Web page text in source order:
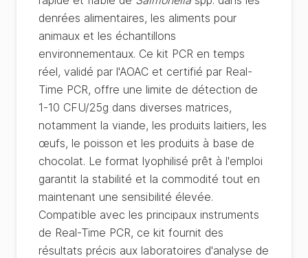
denrées alimentaires, les aliments pour
animaux et les échantillons
environnementaux. Ce kit PCR en temps
réel, validé par l'AOAC et certifié par Real-
Time PCR, offre une limite de détection de
1-10 CFU/25g dans diverses matrices,
notamment la viande, les produits laitiers, les
œufs, le poisson et les produits à base de
chocolat. Le format lyophilisé prêt à l'emploi
garantit la stabilité et la commodité tout en
maintenant une sensibilité élevée.
Compatible avec les principaux instruments
de Real-Time PCR, ce kit fournit des
résultats précis aux laboratoires d'analyse de